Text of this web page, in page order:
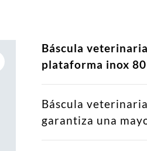
Báscula
plataforma inox
Báscula
garantiza una